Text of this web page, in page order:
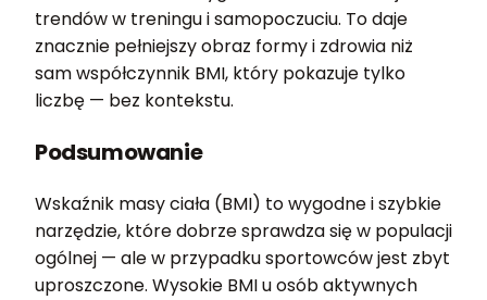
trendów w treningu i samopoczuciu. To daje
znacznie pełniejszy obraz formy i zdrowia niż
sam współczynnik BMI, który pokazuje tylko
liczbę — bez kontekstu.
Podsumowanie
Wskaźnik masy ciała (BMI) to wygodne i szybkie
narzędzie, które dobrze sprawdza się w populacji
ogólnej — ale w przypadku sportowców jest zbyt
uproszczone. Wysokie BMI u osób aktywnych